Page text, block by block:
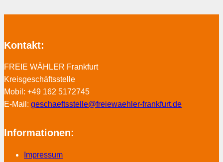
Kontakt:
FREIE WÄHLER Frankfurt
Kreisgeschäftsstelle
Mobil: +49 162 5172745
E-Mail: geschaeftsstelle@freiewaehler-frankfurt.de
Informationen:
Impressum